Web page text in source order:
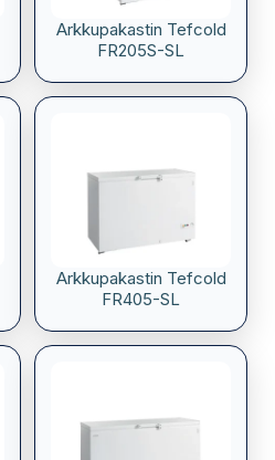
Arkkupakastin Tefcold
FR205S-SL
Arkkupakastin Tefcold
FR405-SL